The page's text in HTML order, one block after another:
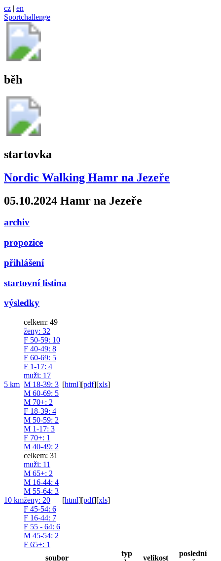
cz | en
Sportchallenge
běh
startovka
Nordic Walking Hamr na Jezeře
05.10.2024 Hamr na Jezeře
archiv
propozice
přihlášení
startovní listina
výsledky
5 km
celkem: 49
ženy: 32
F 50-59: 10
F 40-49: 8
F 60-69: 5
F 1-17: 4
muži: 17
M 18-39: 3
M 60-69: 5
M 70+: 2
F 18-39: 4
M 50-59: 2
M 1-17: 3
F 70+: 1
M 40-49: 2
[html][pdf][xls]
10 km
celkem: 31
muži: 11
M 65+: 2
M 16-44: 4
M 55-64: 3
ženy: 20
F 45-54: 6
F 16-44: 7
F 55 - 64: 6
M 45-54: 2
F 65+: 1
[html][pdf][xls]
soubor
typ
velikost
poslední